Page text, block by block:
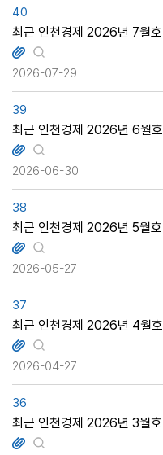
40
최근 인천경제 2026년 7월호
2026-07-29
39
최근 인천경제 2026년 6월호
2026-06-30
38
최근 인천경제 2026년 5월호
2026-05-27
37
최근 인천경제 2026년 4월호
2026-04-27
36
최근 인천경제 2026년 3월호